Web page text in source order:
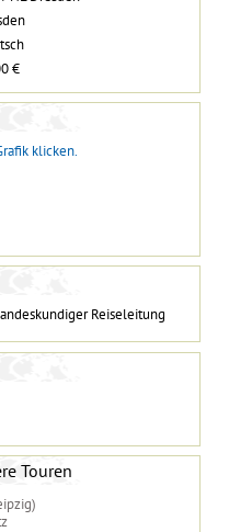
€
klicken.
Reiseleitung
Touren